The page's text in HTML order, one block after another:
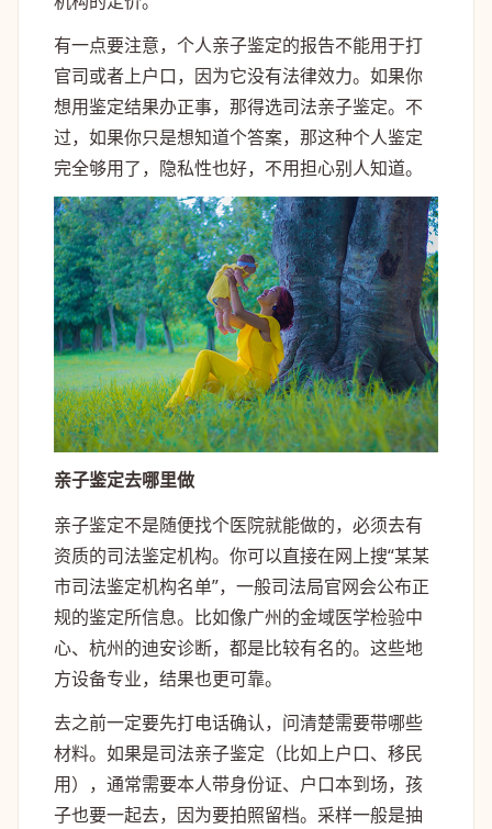
有一点要注意，个人亲子鉴定的报告不能用于打
官司或者上户口，因为它没有法律效力。如果你
想用鉴定结果办正事，那得选司法亲子鉴定。不
过，如果你只是想知道个答案，那这种个人鉴定
完全够用了，隐私性也好，不用担心别人知道。
亲子鉴定去哪里做
亲子鉴定不是随便找个医院就能做的，必须去有
资质的司法鉴定机构。你可以直接在网上搜“某某
市司法鉴定机构名单”，一般司法局官网会公布正
规的鉴定所信息。比如像广州的金域医学检验中
心、杭州的迪安诊断，都是比较有名的。这些地
方设备专业，结果也更可靠。
去之前一定要先打电话确认，问清楚需要带哪些
材料。如果是司法亲子鉴定（比如上户口、移民
用），通常需要本人带身份证、户口本到场，孩
子也要一起去，因为要拍照留档。采样一般是抽